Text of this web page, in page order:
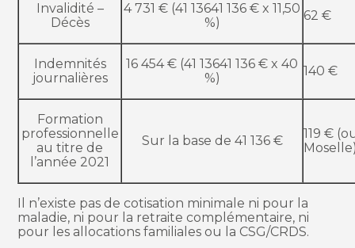
Invalidité –
Décès
4 731 € (41 13641 136 € x 11,50
%)
62 €
Indemnités
journalières
16 454 € (41 13641 136 € x 40
%)
140 €
Formation
professionnelle
au titre de
l’année 2021
Sur la base de 41 136 €
119 €
Il n’existe pas de cotisation minimale ni pour la
maladie, ni pour la retraite complémentaire, ni
pour les allocations familiales ou la CSG/CRDS.